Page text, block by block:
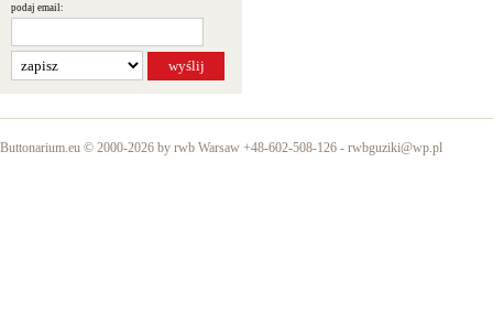
podaj email:
Buttonarium.eu © 2000-2026 by rwb Warsaw +48-602-508-126 - rwbguziki@wp.pl